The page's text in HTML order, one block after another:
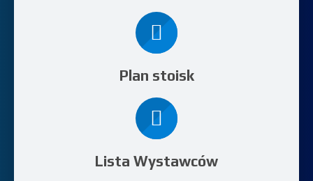
Plan stoisk
Lista Wystawców